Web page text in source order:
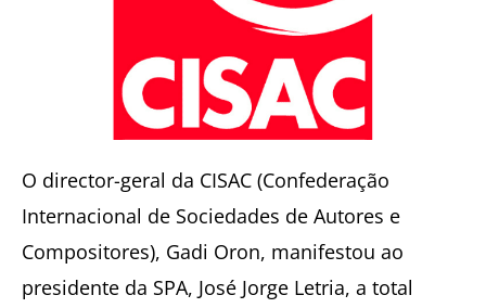
O director-geral da CISAC (Confederação
Internacional de Sociedades de Autores e
Compositores), Gadi Oron, manifestou ao
presidente da SPA, José Jorge Letria, a total